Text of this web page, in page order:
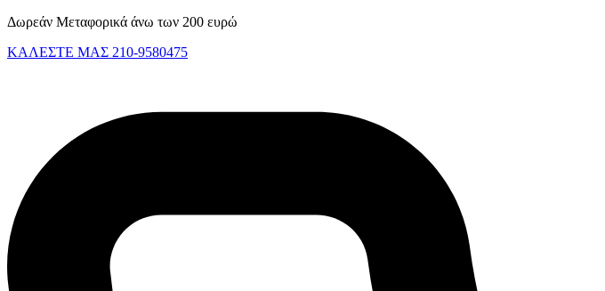
Skip
content
Δωρεάν Μεταφορικά άνω των 200 ευρώ
ΚΑΛΕΣΤΕ ΜΑΣ 210-9580475